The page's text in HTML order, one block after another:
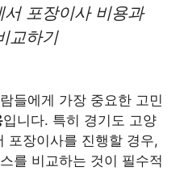
포장이사 비용과
교하기
들에게 가장 중요한 고민
입니다. 특히 경기도 고양
포장이사를 진행할 경우,
를 비교하는 것이 필수적